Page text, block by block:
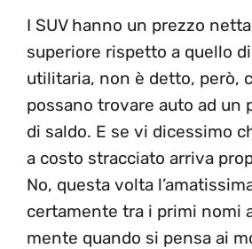
I SUV hanno un prezzo
superiore rispetto a quello
utilitaria, non è detto, però,
possano trovare auto ad un
di saldo. E se vi dicessimo
a costo stracciato arriva
No, questa volta
certamente tra i primi nomi
mente quando si pensa ai